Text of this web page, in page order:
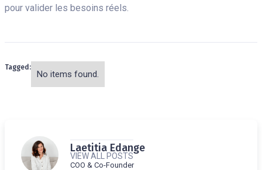
pour valider les besoins réels.
Tagged:
No items found.
Laetitia Edange
COO & Co-Founder
VIEW ALL POSTS